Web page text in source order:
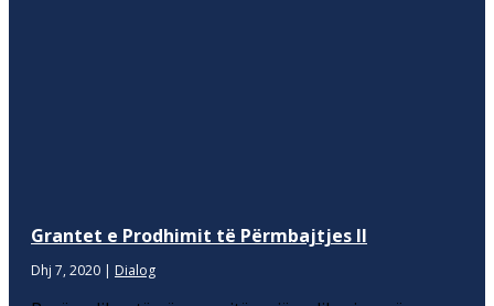
Grantet e Prodhimit të Përmbajtjes II
Dhj 7, 2020 | Dialog